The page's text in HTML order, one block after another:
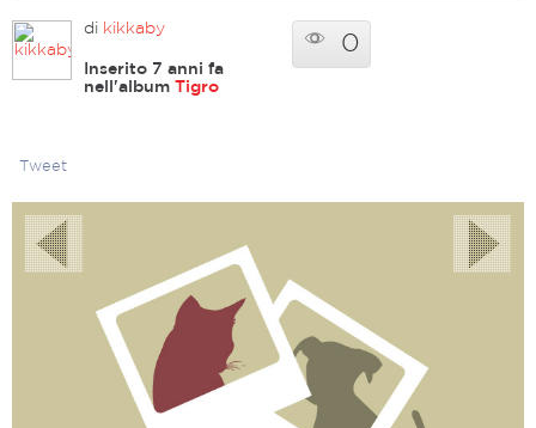
di kikkaby
Inserito 7 anni fa
nell'album Tigro
0
Tweet